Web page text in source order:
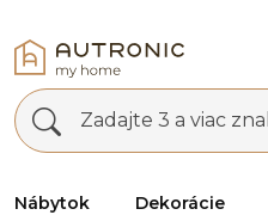
Zadajte 3 a viac
Nábytok Dekorácie